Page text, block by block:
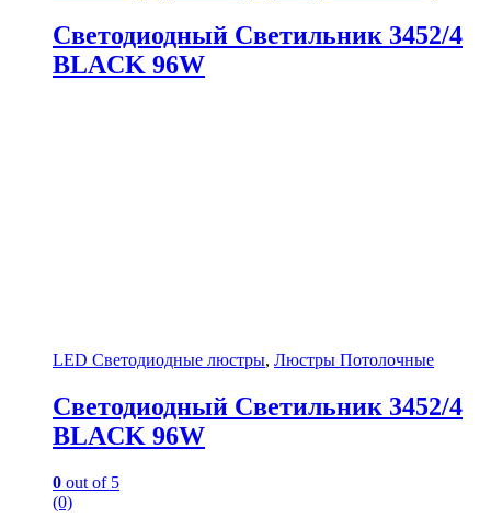
Светодиодный Светильник 3452/4
BLACK 96W
LED Светодиодные люстры, Люстры Потолочные
Светодиодный Светильник 3452/4
BLACK 96W
0 out of 5
(0)